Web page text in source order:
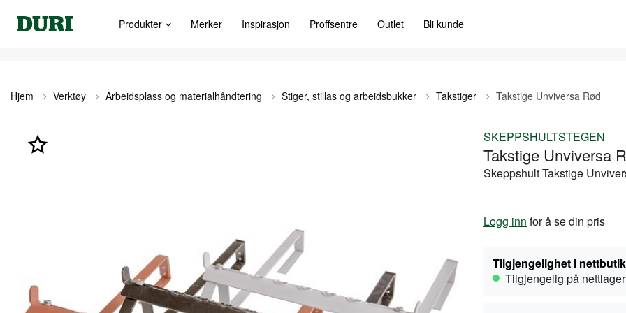
Produkter Merker Inspirasjon Proffsentre Outlet Bli kunde
Hjem Verktøy Arbeidsplass og materialhåndtering Stiger, stillas og arbeidsbukker Takstiger Takstige Unviversa Rød
slutten
SKEPPSHULTSTEGEN
Takstige Unviversa
Skeppshult Takstige
Logg inn for å se din pris
Tilgjengelighet i
Tilgjengelig på